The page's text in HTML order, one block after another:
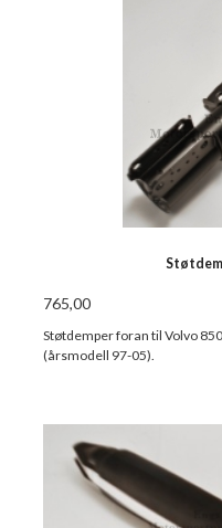
765,00
Støtdemper foran til Volvo
(årsmodell 97-05).